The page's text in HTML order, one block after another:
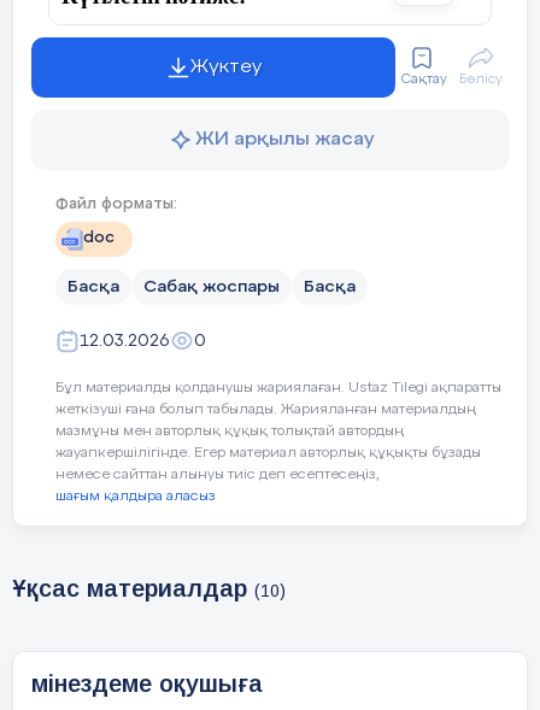
маңыздылығын
Қайыніні, қайынсіңлілеріне
жасайды
Жүргізуші:
Армысыздар, ардақты ағайын,
құрметті қонақтар!
Бүгінгі «Даналық мектебі» клубы
аясында өтетін
Қазақ қоғамындажеңге
беруші.
«Қызға қырық үйден тыйым» дегенде,
Жүктеу
Сақтау Бөлісу
ЖИ арқылы жасау
Файл форматы:
doc
Басқа Сабақ жоспары Басқа
12.03.2026 0
Бұл материалды қолданушы жариялаған. Ustaz Tilegi ақпаратты
жеткізуші ғана болып табылады. Жарияланған материалдың
мазмұны мен авторлық құқық толықтай автордың
жауапкершілігінде. Егер материал авторлық құқықты бұзады
немесе сайттан алынуы тиіс деп есептесеңіз,
шағым қалдыра аласыз
Ұқсас материалдар (10)
мінездеме оқушыға